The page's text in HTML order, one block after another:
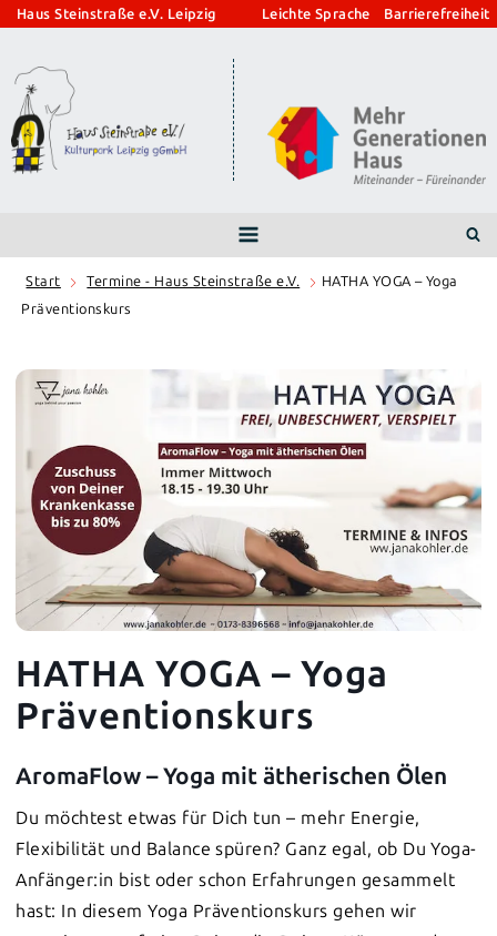
Zum
springen
Haus Steinstraße e.V. Leipzig Leichte Sprache Barrierefreiheit
Start Termine - Haus Steinstraße e.V.
HATHA YOGA – Yoga
Präventionskurs
HATHA YOGA – Yoga
Präventionskurs
AromaFlow – Yoga mit ätherischen Ölen
Du möchtest etwas für Dich tun – mehr Energie,
Flexibilität und Balance spüren? Ganz egal, ob Du Yoga-
Anfänger:in bist oder schon Erfahrungen gesammelt
hast: In diesem Yoga Präventionskurs gehen wir